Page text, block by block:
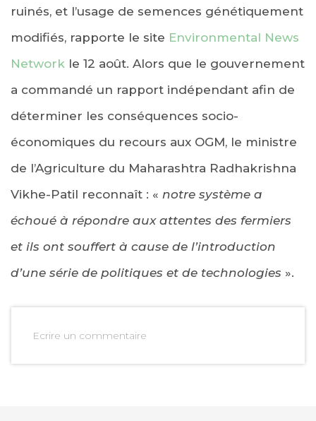
ruinés, et l’usage de semences génétiquement
modifiés, rapporte le site Environmental News
Network le 12 août. Alors que le gouvernement
a commandé un rapport indépendant afin de
déterminer les conséquences socio-
économiques du recours aux OGM, le ministre
de l’Agriculture du Maharashtra Radhakrishna
Vikhe-Patil reconnaît : « notre système a
échoué à répondre aux attentes des fermiers
et ils ont souffert à cause de l’introduction
d’une série de politiques et de technologies ».
Ecrire un commentaire